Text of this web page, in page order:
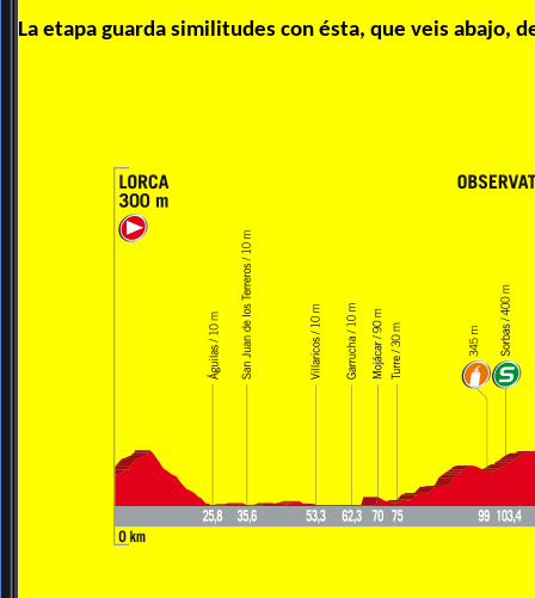
La etapa guarda similitudes con ésta, que veis abajo,